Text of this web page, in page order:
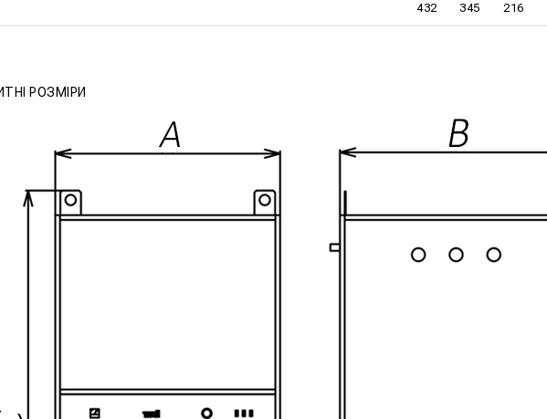
432 345 216
РОЗМІРИ